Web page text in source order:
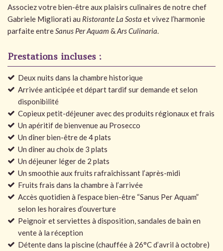
Associez votre bien-être aux plaisirs culinaires de notre chef
Gabriele Migliorati au Ristorante La Sosta et vivez l’harmonie
parfaite entreSanus Per Aquam &Ars Culinaria.
Prestations incluses :
Deux nuits dans la chambre historique
Arrivée anticipée et départ tardif sur demande et selon
disponibilité
Copieux petit-déjeuner avec des produits régionaux et frais
Un apéritif de bienvenue au Prosecco
Un dîner bien-être de 4 plats
Un dîner au choix de 3 plats
Un déjeuner léger de 2 plats
Un smoothie aux fruits rafraîchissant l’après-midi
Fruits frais dans la chambre à l’arrivée
Accès quotidien à l’espace bien-être “Sanus Per Aquam”
selon les horaires d’ouverture
Peignoir et serviettes à disposition, sandales de bain en
vente à la réception
Détente dans la piscine (chauffée à 26°C d’avril à octobre)